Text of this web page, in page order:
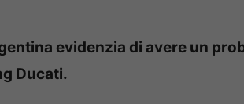
evidenzia di avere un
Ducati.